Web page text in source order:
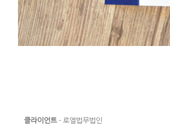
클라이언트- 로엘법무법인